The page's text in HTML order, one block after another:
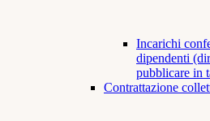
Incarichi
dipendenti
pubblicare in
Contrattazione